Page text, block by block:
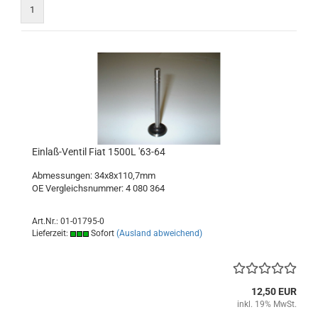
1
Einlaß-Ventil Fiat 1500L '63-64
Abmessungen: 34x8x110,7mm
OE Vergleichsnummer: 4 080 364
Art.Nr.: 01-01795-0
Lieferzeit:
Sofort (Ausland abweichend)
12,50 EUR
inkl. 19% MwSt.